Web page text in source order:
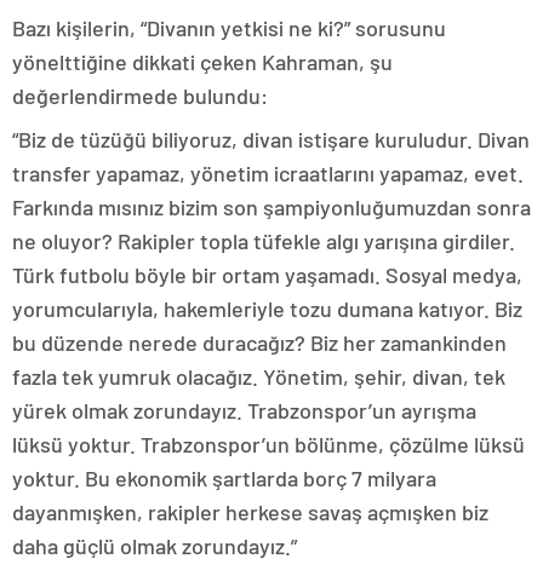
Bazı kişilerin, “Divanın yetkisi ne ki?” sorusunu
yönelttiğine dikkati çeken Kahraman, şu
değerlendirmede bulundu:
“Biz de tüzüğü biliyoruz, divan istişare kuruludur. Divan
transfer yapamaz, yönetim icraatlarını yapamaz, evet.
Farkında mısınız bizim son şampiyonluğumuzdan sonra
ne oluyor? Rakipler topla tüfekle algı yarışına girdiler.
Türk futbolu böyle bir ortam yaşamadı. Sosyal medya,
yorumcularıyla, hakemleriyle tozu dumana katıyor. Biz
bu düzende nerede duracağız? Biz her zamankinden
fazla tek yumruk olacağız. Yönetim, şehir, divan, tek
yürek olmak zorundayız. Trabzonspor’un ayrışma
lüksü yoktur. Trabzonspor’un bölünme, çözülme lüksü
yoktur. Bu ekonomik şartlarda borç 7 milyara
dayanmışken, rakipler herkese savaş açmışken biz
daha güçlü olmak zorundayız.”